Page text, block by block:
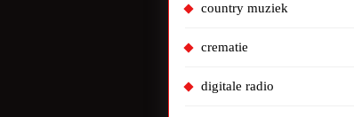
country muziek
crematie
digitale radio